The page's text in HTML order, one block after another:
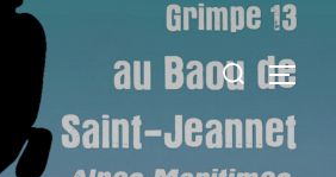
Rechercher :